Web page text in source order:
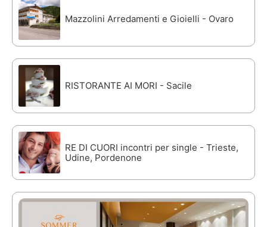
Mazzolini Arredamenti e Gioielli - Ovaro
RISTORANTE AI MORI - Sacile
RE DI CUORI incontri per single - Trieste,
Udine, Pordenone